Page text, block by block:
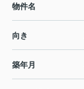
物件名
向き
築年月